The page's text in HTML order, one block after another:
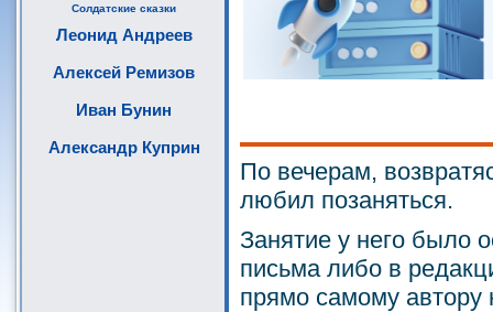
Солдатские сказки
Леонид Андреев
Алексей Ремизов
Иван Бунин
Александр Куприн
По вечерам,
любил позаняться.
Занятие у него было
письма либо в
прямо самому автору